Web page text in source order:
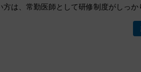
は、常勤医師として研修制度がしっ